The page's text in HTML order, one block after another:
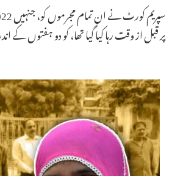
پر قبل از وقت رہا کیا گیا تھا، کو دو ہفتوں کے